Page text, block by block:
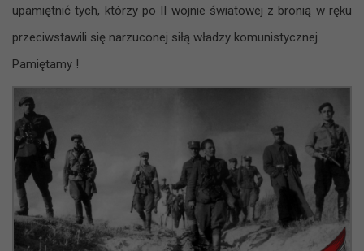
upamiętnić tych, którzy po II wojnie światowej z bronią w ręku
przeciwstawili się narzuconej siłą władzy komunistycznej.
Pamiętamy !